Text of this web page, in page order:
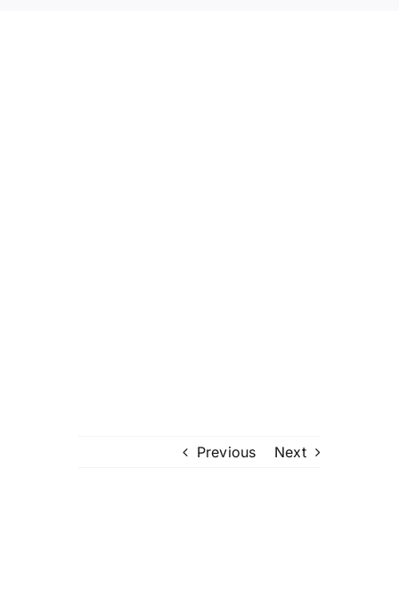
Previous Next